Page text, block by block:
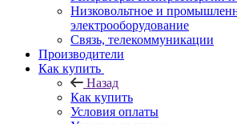
Низковольтное и
электрооборудование
Связь, телекоммуникации
Производители
Как купить
Назад
Как купить
Условия оплаты